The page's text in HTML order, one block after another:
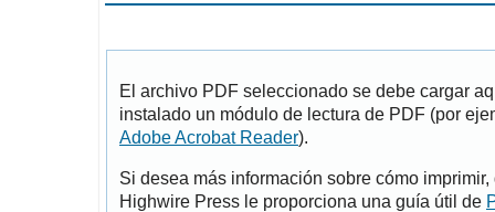
El archivo PDF seleccionado se debe cargar
instalado un módulo de lectura de PDF (por
Adobe Acrobat Reader).
Si desea más información sobre cómo
Highwire Press le proporciona una guía útil de